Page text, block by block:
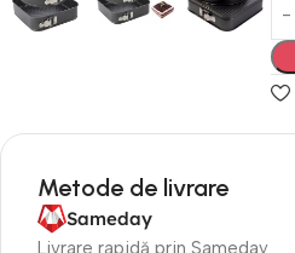
Metode de livrare
Sameday
Livrare rapidă prin Sameday